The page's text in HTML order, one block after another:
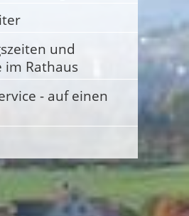
und
im Rathaus
- auf einen